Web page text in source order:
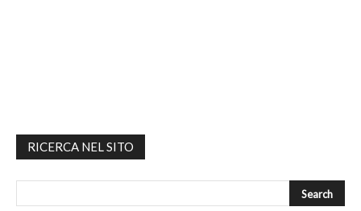
RICERCA NEL SITO